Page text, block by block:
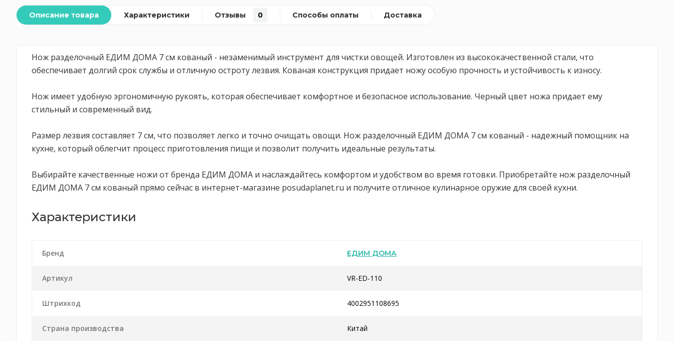
Описание товара Характеристики Отзывы 0 Способы оплаты Доставка
Нож разделочный ЕДИМ ДОМА 7 см кованый - незаменимый инструмент для чистки овощей. Изготовлен из высококачественной стали, что
обеспечивает долгий срок службы и отличную остроту лезвия. Кованая конструкция придает ножу особую прочность и устойчивость к износу.
Нож имеет удобную эргономичную рукоять, которая обеспечивает комфортное и безопасное использование. Черный цвет ножа придает ему
стильный и современный вид.
Размер лезвия составляет 7 см, что позволяет легко и точно очищать овощи. Нож разделочный ЕДИМ ДОМА 7 см кованый - надежный помощник на
кухне, который облегчит процесс приготовления пищи и позволит получить идеальные результаты.
Выбирайте качественные ножи от бренда ЕДИМ ДОМА и наслаждайтесь комфортом и удобством во время готовки. Приобретайте нож разделочный
ЕДИМ ДОМА 7 см кованый прямо сейчас в интернет-магазине posudaplanet.ru и получите отличное кулинарное оружие для своей кухни.
Характеристики
Бренд ЕДИМ ДОМА
Артикул VR-ED-110
Штрихкод 4002951108695
Страна производства Китай